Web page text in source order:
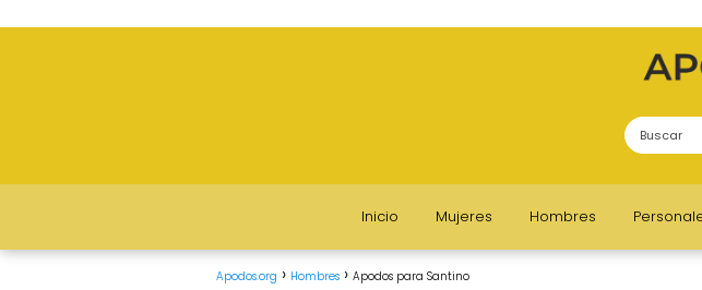
Inicio Mujeres Hombres
Apodos.org Hombres Apodos para Santino